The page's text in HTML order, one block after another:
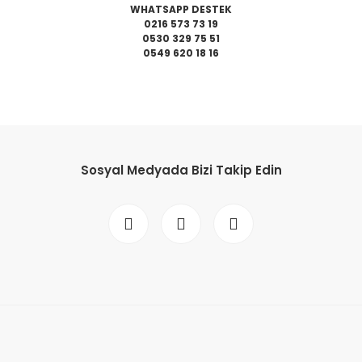
WHATSAPP DESTEK
0216 573 73 19
0530 329 75 51
0549 620 18 16
Sosyal Medyada Bizi Takip Edin